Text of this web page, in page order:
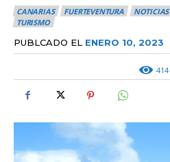
CANARIAS FUERTEVENTURA NOTICIAS
TURISMO
PUBLCADO EL ENERO 10, 2023
414